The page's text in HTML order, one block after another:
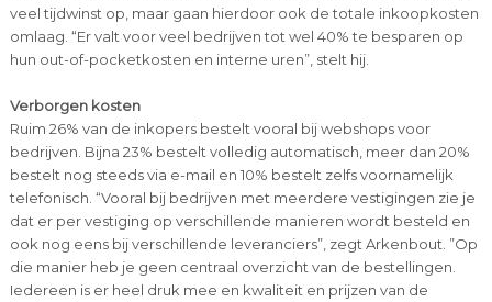
veel tijdwinst op, maar gaan hierdoor ook de totale inkoopkosten
omlaag. “Er valt voor veel bedrijven tot wel 40% te besparen op
hun out-of-pocketkosten en interne uren”, stelt hij.
Verborgen kosten
Ruim 26% van de inkopers bestelt vooral bij webshops voor
bedrijven. Bijna 23% bestelt volledig automatisch, meer dan 20%
bestelt nog steeds via e-mail en 10% bestelt zelfs voornamelijk
telefonisch. “Vooral bij bedrijven met meerdere vestigingen zie je
dat er per vestiging op verschillende manieren wordt besteld en
ook nog eens bij verschillende leveranciers”, zegt Arkenbout. ”Op
die manier heb je geen centraal overzicht van de bestellingen.
Iedereen is er heel druk mee en kwaliteit en prijzen van de